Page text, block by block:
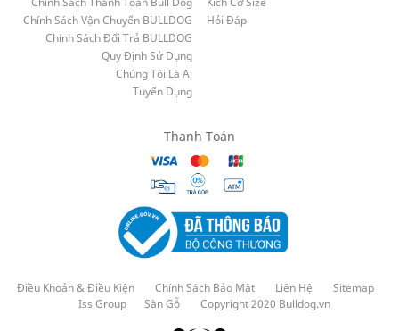
Chính Sách Vận Chuyển BULLDOG
Chính Sách Đổi Trả BULLDOG
Quy Định Sử Dụng
Chúng Tôi Là Ai
Tuyển Dụng
Hỏi Đáp
Thanh Toán
Điều Khoản & Điều Kiện Chính Sách Bảo Mật Liên Hệ
Sitemap
Iss Group
Sàn Gỗ Copyright 2020 Bulldog.vn